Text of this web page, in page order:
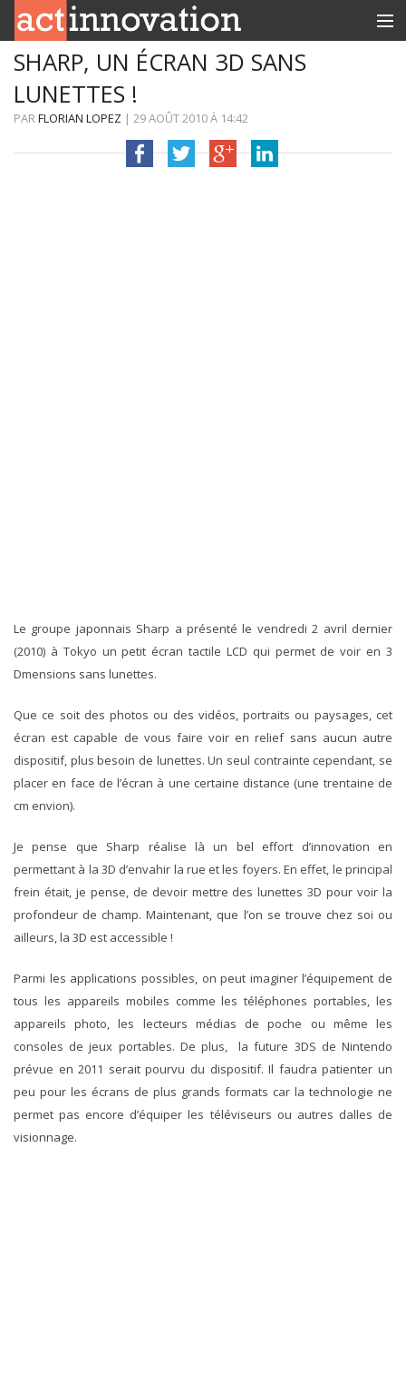
RUBRIQUES
INNOBOX
SHARP, UN ÉCRAN 3D SANS
LUNETTES !
PARFLORIAN LOPEZ | 29 AOÛT 2010À 14:42
Le groupe japonnais Sharp a présenté le vendredi 2 avril dernier
(2010) à Tokyo un petit écran tactile LCD qui permet de voir en 3
Dmensions sans lunettes.
Que ce soit des photos ou des vidéos, portraits ou paysages, cet
écran est capable de vous faire voir en relief sans aucun autre
dispositif, plus besoin de lunettes. Un seul contrainte cependant, se
placer en face de l’écran à une certaine distance (une trentaine de
cm envion).
Je pense que Sharp réalise là un bel effort d’innovation en
permettant à la 3D d’envahir la rue et les foyers. En effet, le principal
frein était, je pense, de devoir mettre des lunettes 3D pour voir la
profondeur de champ. Maintenant, que l’on se trouve chez soi ou
ailleurs, la 3D est accessible !
Parmi les applications possibles, on peut imaginer l’équipement de
tous les appareils mobiles comme les téléphones portables, les
appareils photo, les lecteurs médias de poche ou même les
consoles de jeux portables. De plus, la future 3DS de Nintendo
prévue en 2011 serait pourvu du dispositif. Il faudra patienter un
peu pour les écrans de plus grands formats car la technologie ne
permet pas encore d’équiper les téléviseurs ou autres dalles de
visionnage.